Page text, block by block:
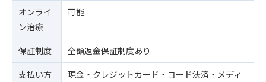
オンライ
ン治療
可能
保証制度
全額返金保証制度あり
支払い方
現金・クレジットカード・コード決済・メディ